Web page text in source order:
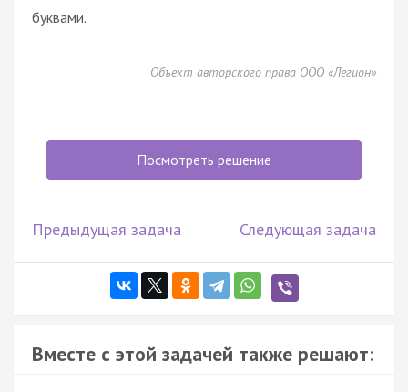
буквами.
Объект авторского права ООО «Легион»
Посмотреть решение
Предыдущая задача Следующая задача
Вместе с этой задачей также решают: